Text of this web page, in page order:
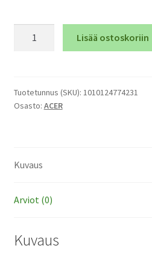
lamppumoduli
määrä
Lisää ostoskoriin
Tuotetunnus (SKU): 1010124774231
Osasto: ACER
Kuvaus
Arviot (0)
Kuvaus